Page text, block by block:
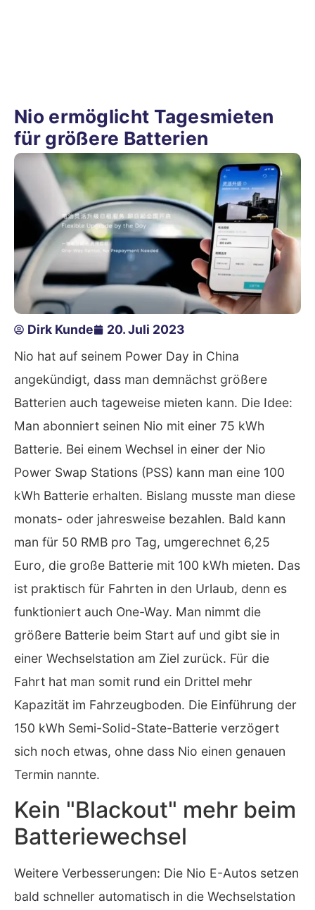
Nio ermöglicht Tagesmieten
für größere Batterien
Dirk Kunde
20. Juli 2023
Nio hat auf seinem Power Day in China
angekündigt, dass man demnächst größere
Batterien auch tageweise mieten kann. Die Idee:
Man abonniert seinen Nio mit einer 75 kWh
Batterie. Bei einem Wechsel in einer der Nio
Power Swap Stations (PSS) kann man eine 100
kWh Batterie erhalten. Bislang musste man diese
monats- oder jahresweise bezahlen. Bald kann
man für 50 RMB pro Tag, umgerechnet 6,25
Euro, die große Batterie mit 100 kWh mieten. Das
ist praktisch für Fahrten in den Urlaub, denn es
funktioniert auch One-Way. Man nimmt die
größere Batterie beim Start auf und gibt sie in
einer Wechselstation am Ziel zurück. Für die
Fahrt hat man somit rund ein Drittel mehr
Kapazität im Fahrzeugboden. Die Einführung der
150 kWh Semi-Solid-State-Batterie verzögert
sich noch etwas, ohne dass Nio einen genauen
Termin nannte.
Kein "Blackout" mehr beim
Batteriewechsel
Weitere Verbesserungen: Die Nio E-Autos setzen
bald schneller automatisch in die Wechselstation